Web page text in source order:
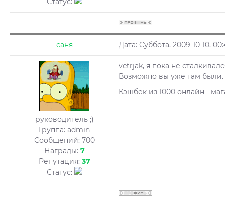
саня Дата: Суббота, 2009-10-10,
руководитель ;)
Группа: admin
Сообщений: 700
Награды: 7
Репутация: 37
Статус:
vetrjak, я пока не
Возможно вы уже там были.
Кэшбек из 1000 онлайн -